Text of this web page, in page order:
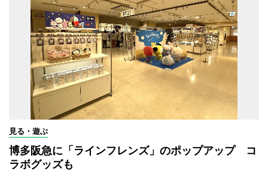
見る・遊ぶ
博多阪急に「ラインフレンズ」のポップアップ コ
ラボグッズも